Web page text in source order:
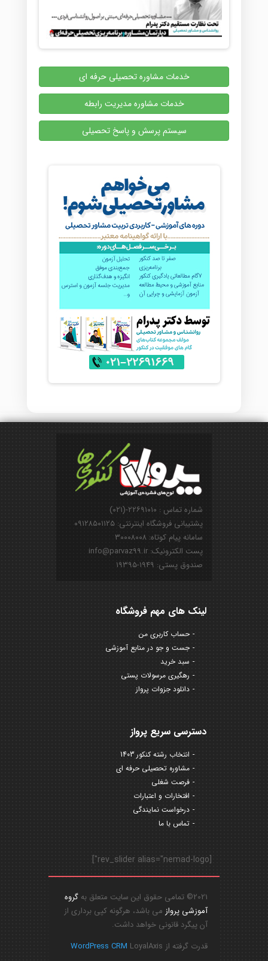
خدمات مشاوره تحصیلی حرفه ای
خدمات مشاوره مدیریت رابطه
سیستم پرسش و پاسخ تحصیلی
شماره تماس : ۲۲۶۹۱۰۱۰-(۰۲۱)
پشتیبانی فروشگاه اینترنتی: ۰۹۱۲۸۵۰۱۱۲۵
سامانه پیام کوتاه: ۳۰۰۰۸۰۰۸
پست الکترونیک: info@parvaz99.ir
صندوق پستی: ۱۹۴۹-۱۹۳۹۵
لینک های مهم فروشگاه
حساب کاربری من
جست و جو در منابع آموزشی
سبد خرید
رهگیری مرسولات پستی
دانلود جزوات پرواز
دسترسی سریع پرواز
انتخاب رشته کنکور 1403
مشاوره تحصیلی حرفه ای
فرصت شغلی
افتخارات و اعتبارات
درخواست نمایندگی
تماس با ما
[rev_slider alias="nemad-logo"]
2021© تمامی حقوق این سایت متعلق به
گروه
آموزشی پرواز می باشد، هرگونه کپی برداری از
آن پیگرد قانونی خواهد داشت.
قدرت گرفته از
WordPress CRM LoyalAxis